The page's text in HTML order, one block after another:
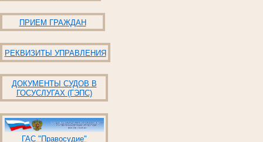
ПРИЕМ ГРАЖДАН
РЕКВИЗИТЫ УПРАВЛЕНИЯ
ДОКУМЕНТЫ СУДОВ В
ГОСУСЛУГАХ (ГЭПС)
ГАС "Правосудие"